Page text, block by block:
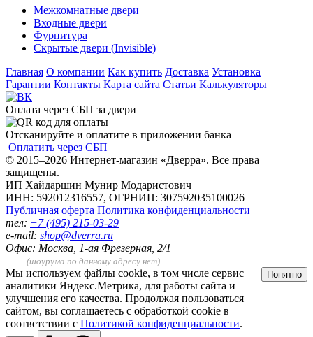
Межкомнатные двери
Входные двери
Фурнитура
Скрытые двери (Invisible)
Главная О компании Как купить Доставка Установка
Гарантии Контакты Карта сайта Статьи Калькуляторы
Оплата через СБП за двери
Отсканируйте и оплатите в приложении банка
Оплатить через СБП
© 2015–2026 Интернет-магазин «Дверра». Все права
защищены.
ИП Хайдаршин Мунир Модаристович
ИНН: 592012316557, ОГРНИП: 307592035100026
Публичная оферта Политика конфиденциальности
тел: +7 (495) 215-03-29
e-mail: shop@dverra.ru
Офис: Москва, 1-ая Фрезерная, 2/1
(шоурума по данному адресу нет)
Мы используем файлы cookie, в том числе сервис
аналитики Яндекс.Метрика, для работы сайта и
улучшения его качества. Продолжая пользоваться
сайтом, вы соглашаетесь с обработкой cookie в
соответствии с Политикой конфиденциальности.
Понятно